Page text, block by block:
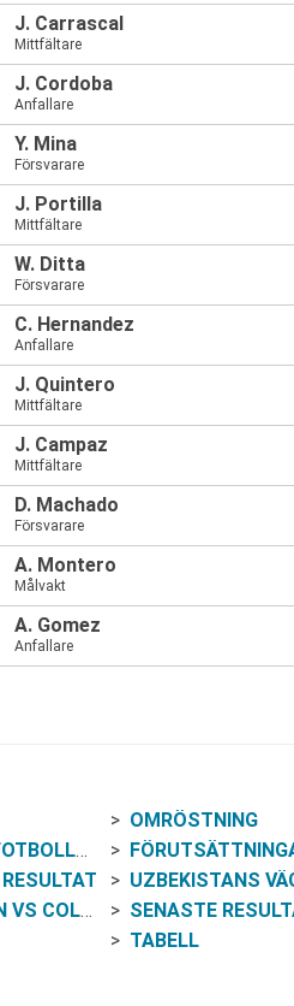
J. Carrascal
Mittfältare
J. Cordoba
Anfallare
Y. Mina
Försvarare
J. Portilla
Mittfältare
W. Ditta
Försvarare
C. Hernandez
Anfallare
J. Quintero
Mittfältare
J. Campaz
Mittfältare
D. Machado
Försvarare
A. Montero
Målvakt
A. Gomez
Anfallare
OMRÖSTNING
VM
UZBEKISTANS
SENASTE
TABELL